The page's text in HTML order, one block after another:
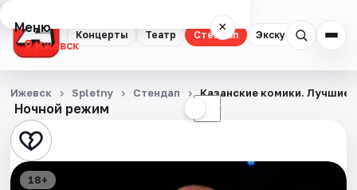
Концерты Театр Стендап Экскурсии
Меню ×
Ижевск
Концерты
Театр
Стендап
Ночной режим ☾
Ижевск Spletny Стендап Казанские комики. Лучшие
18+